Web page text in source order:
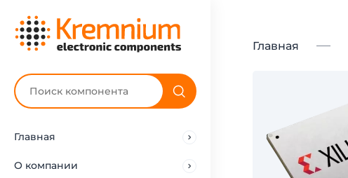
Главная
О компании
Главная